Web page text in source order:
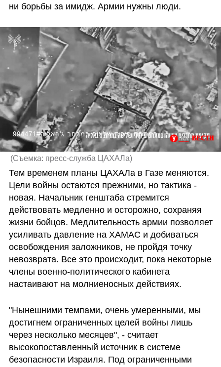
ни борьбы за имидж. Армии нужны люди.
994471#תיעוד מתקיפת מחבלים במתחם פיקוד שליטה במרחב ג'באליה
(Съемка: пресс-служба ЦАХАЛа)
Тем временем планы ЦАХАЛа в Газе меняются.
Цели войны остаются прежними, но тактика -
новая. Начальник генштаба стремится
действовать медленно и осторожно, сохраняя
жизни бойцов. Медлительность армии позволяет
усиливать давление на ХАМАС и добиваться
освобождения заложников, не пройдя точку
невозврата. Все это происходит, пока некоторые
члены военно-политического кабинета
настаивают на молниеносных действиях.
"Нынешними темпами, очень умеренными, мы
достигнем ограниченных целей войны лишь
через несколько месяцев", - считает
высокопоставленный источник в системе
безопасности Израиля. Под ограниченными